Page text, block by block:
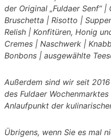
der Original „Fuldaer Senf“
Bruschetta | Risotto |
Relish | Konfitüren, Honig
Cremes | Naschwerk |
Bonbons | ausgewählte
Außerdem sind wir seit
des Fuldaer
Anlaufpunkt der
Übrigens, wenn Sie es mal